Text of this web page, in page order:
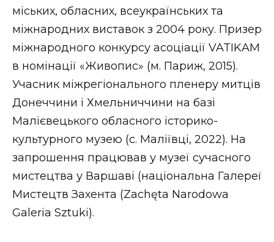
міських, обласних, всеукраїнських та
міжнародних виставок з 2004 року. Призер
міжнародного конкурсу асоціації VATIKAM
в номінації «Живопис» (м. Париж, 2015).
Учасник міжрегіонального пленеру митців
Донеччини і Хмельниччини на базі
Малієвецького обласного історико-
культурного музею (с. Маліївці, 2022). На
запрошення працював у музеї сучасного
мистецтва у Варшаві (національна Галереї
Мистецтв Захента (Zachęta Narodowa
Galeria Sztuki).